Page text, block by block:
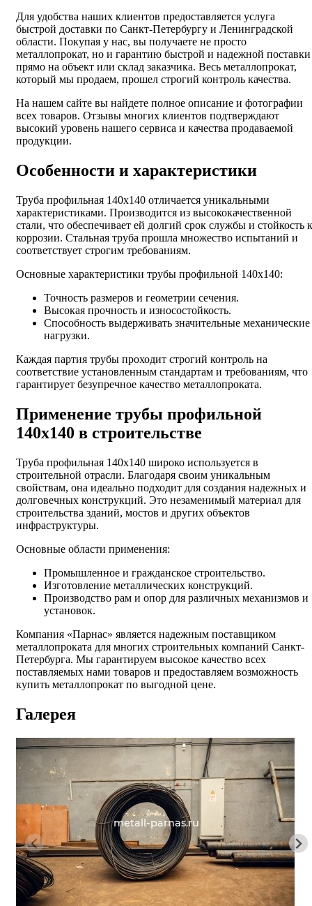
Для удобства наших клиентов предоставляется услуга
быстрой доставки по Санкт-Петербургу и Ленинградской
области. Покупая у нас, вы получаете не просто
металлопрокат, но и гарантию быстрой и надежной поставки
прямо на объект или склад заказчика. Весь металлопрокат,
который мы продаем, прошел строгий контроль качества.
На нашем сайте вы найдете полное описание и фотографии
всех товаров. Отзывы многих клиентов подтверждают
высокий уровень нашего сервиса и качества продаваемой
продукции.
Особенности и характеристики
Труба профильная 140х140 отличается уникальными
характеристиками. Производится из высококачественной
стали, что обеспечивает ей долгий срок службы и стойкость к
коррозии. Стальная труба прошла множество испытаний и
соответствует строгим требованиям.
Основные характеристики трубы профильной 140х140:
Точность размеров и геометрии сечения.
Высокая прочность и износостойкость.
Способность выдерживать значительные механические
нагрузки.
Каждая партия трубы проходит строгий контроль на
соответствие установленным стандартам и требованиям, что
гарантирует безупречное качество металлопроката.
Применение трубы профильной
140х140 в строительстве
Труба профильная 140х140 широко используется в
строительной отрасли. Благодаря своим уникальным
свойствам, она идеально подходит для создания надежных и
долговечных конструкций. Это незаменимый материал для
строительства зданий, мостов и других объектов
инфраструктуры.
Основные области применения:
Промышленное и гражданское строительство.
Изготовление металлических конструкций.
Производство рам и опор для различных механизмов и
установок.
Компания «Парнас» является надежным поставщиком
металлопроката для многих строительных компаний Санкт-
Петербурга. Мы гарантируем высокое качество всех
поставляемых нами товаров и предоставляем возможность
купить металлопрокат по выгодной цене.
Галерея